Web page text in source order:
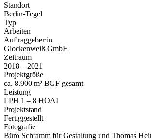
Standort
Berlin-Tegel
Typ
Arbeiten
Auftraggeber:in
Glockenweiß GmbH
Zeitraum
2018 – 2021
Projekt­größe
ca. 8.900 m² BGF gesamt
Leistung
LPH 1 – 8 HOAI
Projekt­stand
Fertig­ge­stellt
Fotografie
Büro Schramm für Gestaltung und Thomas